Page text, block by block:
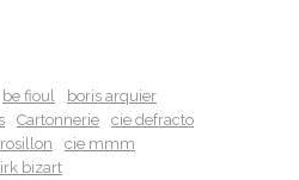
be fioul
boris arquier
Cartonnerie
cie defracto
cie mmm
bizart